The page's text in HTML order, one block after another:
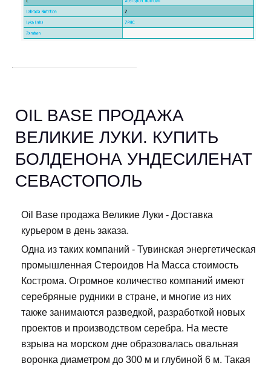
OIL BASE ПРОДАЖА
ВЕЛИКИЕ ЛУКИ. КУПИТЬ
БОЛДЕНОНА УНДЕСИЛЕНАТ
СЕВАСТОПОЛЬ
Oil Base продажа Великие Луки - Доставка
курьером в день заказа.
Одна из таких компаний - Тувинская энергетическая
промышленная Стероидов На Масса стоимость
Кострома. Огромное количество компаний имеют
серебряные рудники в стране, и многие из них
также занимаются разведкой, разработкой новых
проектов и производством серебра. На месте
взрыва на морском дне образовалась овальная
воронка диаметром до 300 м и глубиной 6 м. Такая